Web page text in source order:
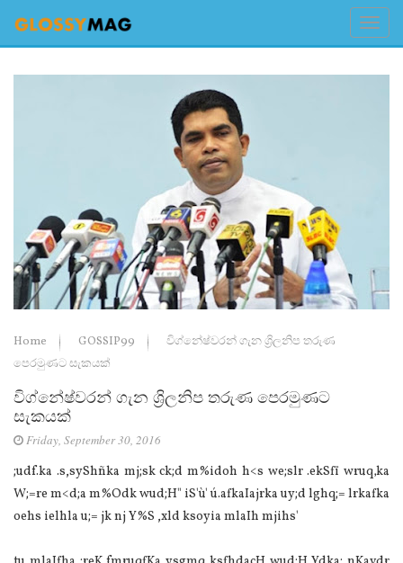
Home GOSSIP99
විග්නේෂ්වරන් ගැන ශ්‍රිලනිප තරුණ
පෙරමුණට සැකයක්
විග්නේෂ්වරන් ගැන ශ්‍රිලනිප තරුණ පෙරමුණට
සැකයක්
Friday, September 30, 2016
;udf.ka .s,syShñka mj;sk ck;d m%idoh h<s we;slr .ekSfï wruq‚ka
W;=re m<d;a m%Odk wud;H" iS'ù' ú.afkaIajrka uy;d lghq;= lrkafka
oehs ielhla u;= jk nj Y%S ,xld ksoyia mlaIh mjihs'